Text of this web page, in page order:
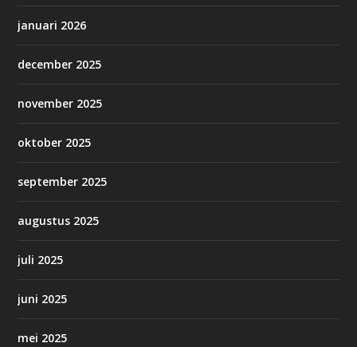
januari 2026
december 2025
november 2025
oktober 2025
september 2025
augustus 2025
juli 2025
juni 2025
mei 2025